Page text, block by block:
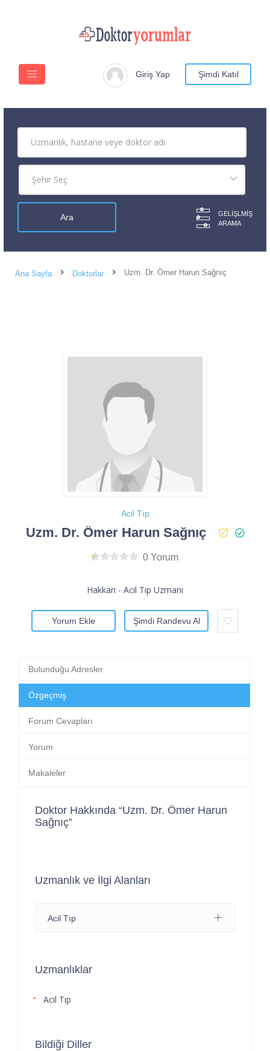
Giriş Yap Şimdi Katıl
GELIŞLMIŞ
ARAMA
Ana Sayfa Doktorlar Uzm. Dr. Ömer Harun Sağnıç
Acil Tıp
Uzm. Dr. Ömer Harun Sağnıç
0 Yorum
Hakkari - Acil Tıp Uzmanı
Yorum Ekle Şimdi Randevu Al
Bulunduğu Adresler
Özgeçmiş
Forum Cevapları
Yorum
Makaleler
Doktor Hakkında “Uzm. Dr. Ömer Harun
Sağnıç”
Uzmanlık ve İlgi Alanları
Acil Tıp
Uzmanlıklar
Acil Tıp
Bildiği Diller